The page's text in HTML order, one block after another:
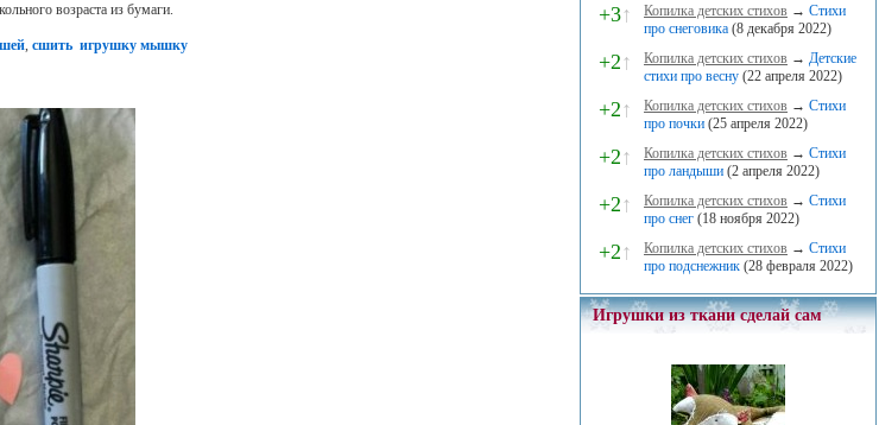
возраста из бумаги.
,сшить игрушку мышку
+3↑ Копилка детских стихов → Стихи
про снеговика (8 декабря 2022)
+2↑ Копилка детских стихов → Детские
стихи про весну (22 апреля 2022)
+2↑ Копилка детских стихов → Стихи
про почки (25 апреля 2022)
+2↑ Копилка детских стихов → Стихи
про ландыши (2 апреля 2022)
+2↑ Копилка детских стихов → Стихи
про снег (18 ноября 2022)
+2↑ Копилка детских стихов → Стихи
про подснежник (28 февраля 2022)
Игрушки из ткани сделай сам